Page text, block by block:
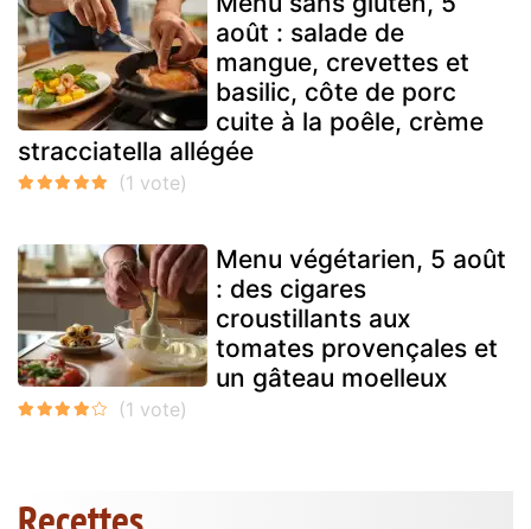
août : salade de
mangue, crevettes et
basilic, côte de porc
cuite à la poêle, crème
stracciatella allégée
Menu végétarien, 5 août
: des cigares
croustillants aux
tomates provençales et
un gâteau moelleux